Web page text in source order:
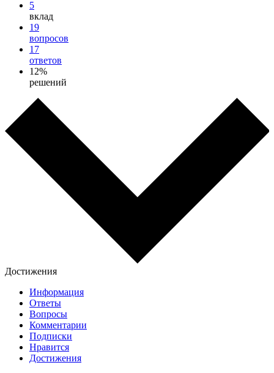
5
вклад
19
вопросов
17
ответов
12%
решений
Достижения
Информация
Ответы
Вопросы
Комментарии
Подписки
Нравится
Достижения